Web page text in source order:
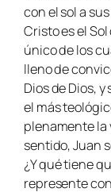
con el sol a
Cristo es el
único de los
lleno de
Dios de Dios,
el más
plenamente la
sentido, Juan
¿Y qué tiene
represente